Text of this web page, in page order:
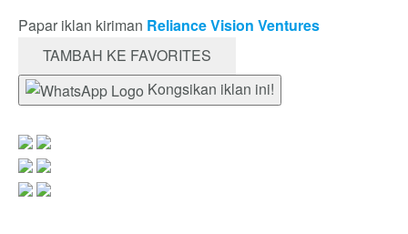
Papar iklan kiriman Reliance Vision Ventures
TAMBAH KE FAVORITES
Kongsikan iklan ini!